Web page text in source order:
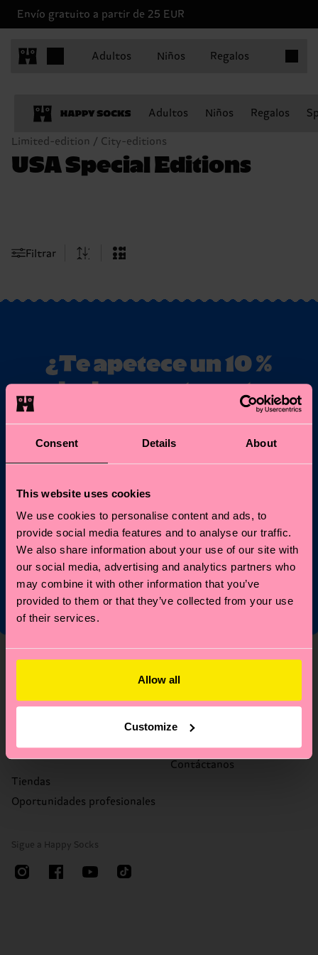
Consent Details About
This website uses cookies
We use cookies to personalise content and ads, to
provide social media features and to analyse our traffic.
We also share information about your use of our site with
our social media, advertising and analytics partners who
may combine it with other information that you’ve
provided to them or that they’ve collected from your use
of their services.
Allow all
Customize
Envío gratuito a partir de 25 EUR
Adultos Niños Regalos
Adultos Niños Regalos
Limited-edition / City-editions
USA Special Editions
Filtrar
¿Te apetece un 10 %
de descuento en tu
primer pedido?
Suscríbete a las novedades de Happy Socks y obtén un
10 % de descuento* y las últimas noticias y ofertas.
Correo electrónico
* No es compatible con otras promos, ni válido para Special
Editions o productos rebajados. Al apuntarte, aceptas nuestra
política de privacidad.
Sobre nosotros
Happy Blog
Regalos de empresa
Tiendas
Oportunidades profesionales
Ayuda
FAQ
Plazos y gastos de envío
Devoluciones
Derecho de revocación
Contáctanos
Sigue a Happy Socks